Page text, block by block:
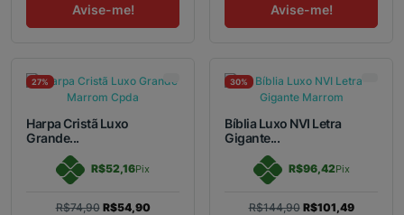
Avise-me! Avise-me!
27%
Harpa Cristã Luxo
Grande...
R$52,16Pix
R$74,90 R$54,90
30%
Bíblia Luxo NVI Letra
Gigante...
R$96,42Pix
R$144,90 R$101,49